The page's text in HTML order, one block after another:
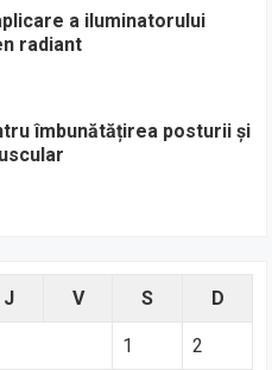
a iluminatorului
radiant
îmbunătățirea posturii și
J V S D
1 2